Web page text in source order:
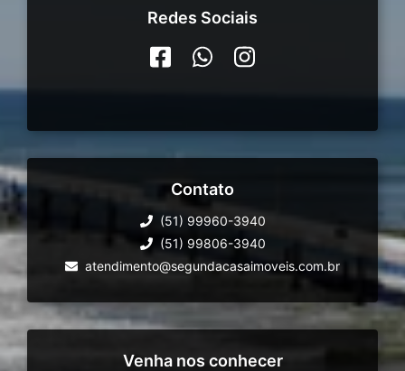
Redes Sociais
Contato
(51) 99960-3940
(51) 99806-3940
atendimento@segundacasaimoveis.com.br
Venha nos conhecer